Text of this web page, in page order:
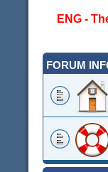
ENG -
FORUM